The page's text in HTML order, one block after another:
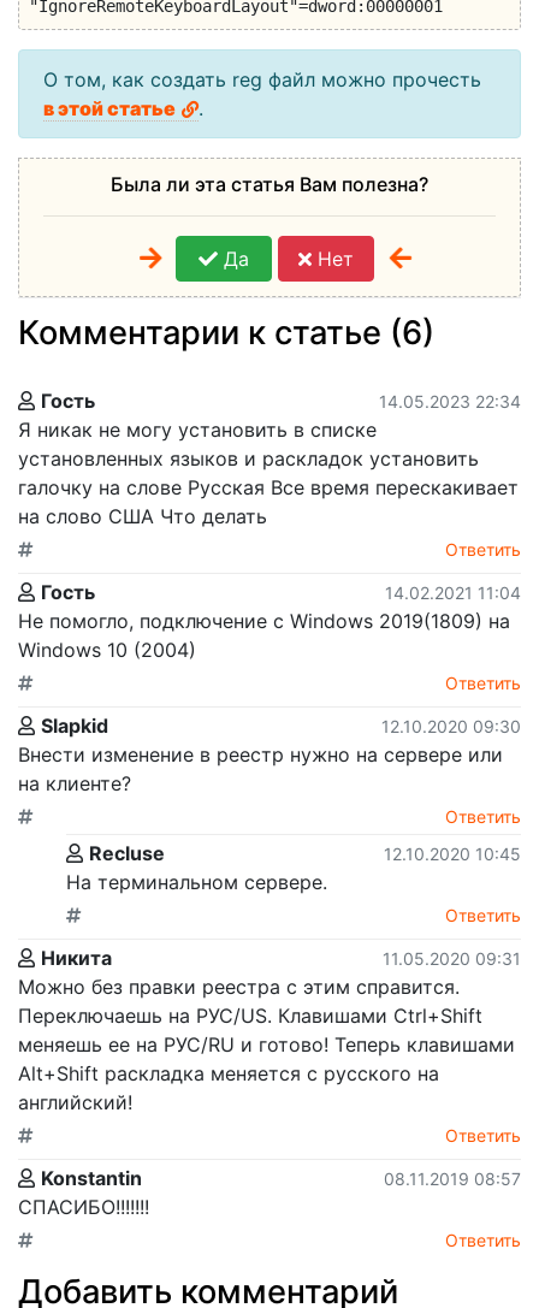
"IgnoreRemoteKeyboardLayout"=dword:00000001
О том, как создать reg файл можно прочесть
в этой статье
.
Была ли эта статья Вам полезна?
Да Нет
Комментарии к статье (6)
Гость 14.05.2023 22:34
Я никак не могу установить в списке
установленных языков и раскладок установить
галочку на слове Русская Все время перескакивает
на слово США Что делать
Ответить
Гость 14.02.2021 11:04
Не помогло, подключение с Windows 2019(1809) на
Windows 10 (2004)
Ответить
Slapkid 12.10.2020 09:30
Внести изменение в реестр нужно на сервере или
на клиенте?
Ответить
Recluse 12.10.2020 10:45
На терминальном сервере.
Ответить
Никита 11.05.2020 09:31
Можно без правки реестра с этим справится.
Переключаешь на РУС/US. Клавишами Ctrl+Shift
меняешь ее на РУС/RU и готово! Теперь клавишами
Alt+Shift раскладка меняется с русского на
английский!
Ответить
Konstantin 08.11.2019 08:57
СПАСИБО!!!!!!!
Ответить
Добавить комментарий